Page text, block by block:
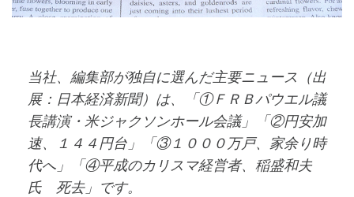
当社、編集部が独自に選んだ主要ニュース（出
展：日本経済新聞）は、「①ＦＲＢパウエル議
長講演・米ジャクソンホール会議」「②円安加
速、１４４円台」「③１０００万戸、家余り時
代へ」「④平成のカリスマ経営者、稲盛和夫
氏 死去」です。